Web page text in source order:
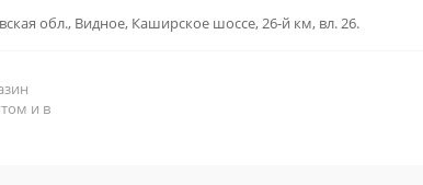
обл., Видное, Каширское шоссе, 26-й км, вл. 26.
и в